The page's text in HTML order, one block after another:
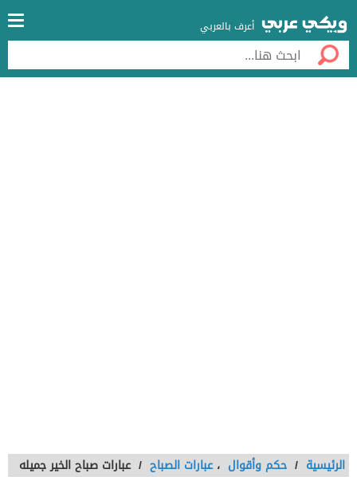
أعرف بالعربي
الرئيسية / حكم وأقوال ،عبارات الصباح / عبارات صباح الخير جميله